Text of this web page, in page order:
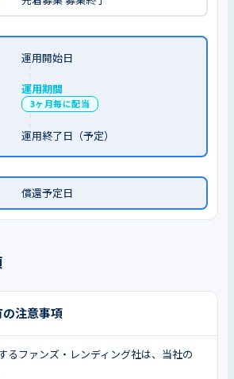
運用開始日
運用期間
3ヶ月毎に配当
運用終了日（予定）
償還予定日
の注意事項
るファンズ・レンディング社は、当社の